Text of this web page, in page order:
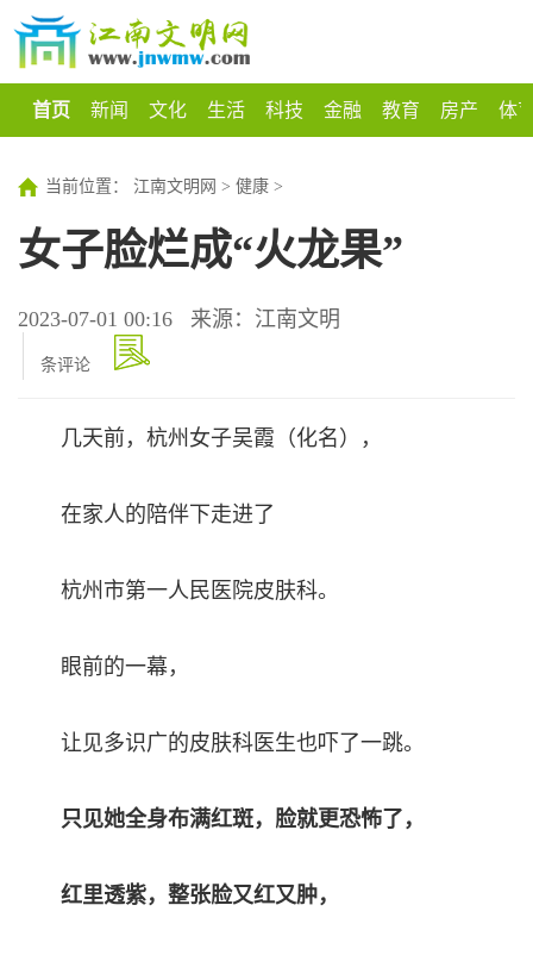
首页 新闻 文化 生活 科技 金融 教育 房产 体
当前位置： 江南文明网 > 健康 >
女子脸烂成“火龙果”
2023-07-01 00:16 来源：江南文明
条评论
几天前，杭州女子吴霞（化名），
在家人的陪伴下走进了
杭州市第一人民医院皮肤科。
眼前的一幕，
让见多识广的皮肤科医生也吓了一跳。
只见她全身布满红斑，脸就更恐怖了，
红里透紫，整张脸又红又肿，